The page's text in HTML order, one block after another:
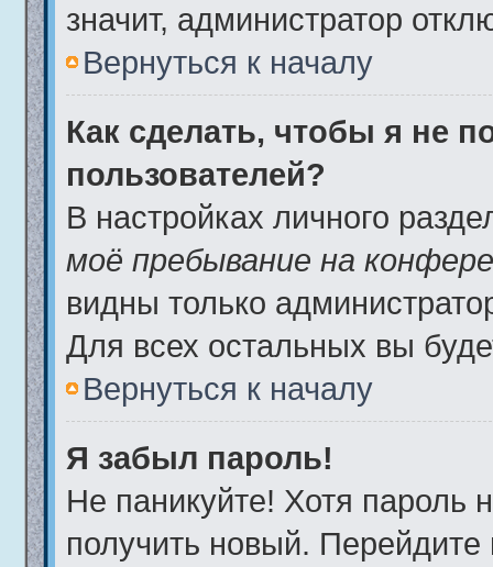
значит, администратор
Вернуться к началу
Как сделать, чтобы я не
пользователей?
В настройках личного
моё пребывание на
видны только
Для всех остальных вы
Вернуться к началу
Я забыл пароль!
Не паникуйте! Хотя пароль
получить новый. Перейдите